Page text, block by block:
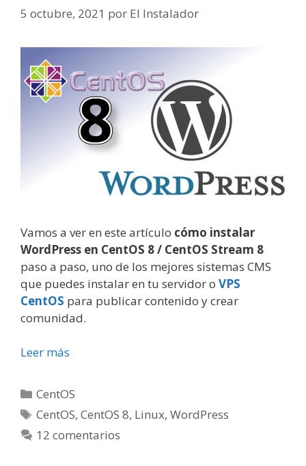
5 octubre, 2021 por El Instalador
Vamos a ver en este artículo cómo instalar
WordPress en CentOS 8 / CentOS Stream 8
paso a paso, uno de los mejores sistemas CMS
que puedes instalar en tu servidor o VPS
CentOS para publicar contenido y crear
comunidad.
Leer más
Categorías
CentOS
Etiquetas
CentOS,CentOS 8, Linux,WordPress
12 comentarios